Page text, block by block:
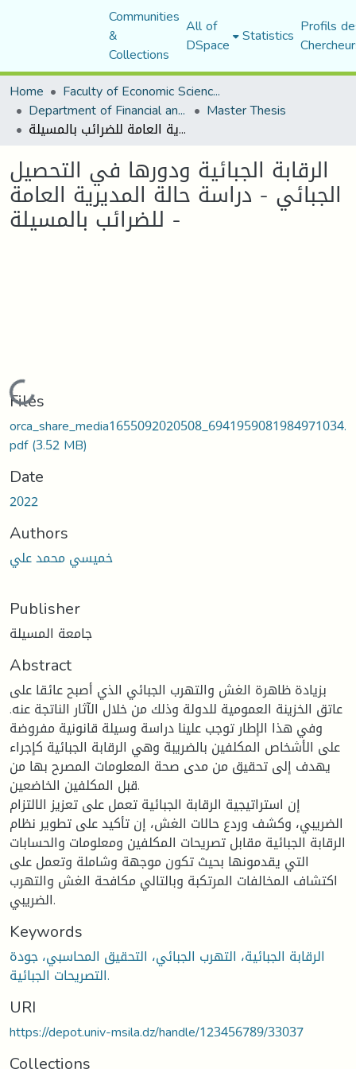
Communities
&
Collections
All of
DSpace Statistics Profils
Home
Faculty of Economic Sciences, Commerce and Management Sciences
Department of Financial and Accounting Sciences Master Thesis
الرقابة الجبائية ودورها في التحصيل الجبائي - دراسة حالة المديرية العامة للضرائب بالمسيلة -
الرقابة الجبائية ودورها في التحصيل
الجبائي - دراسة حالة المديرية العامة
للضرائب بالمسيلة -
Loading...
Files
orca_share_media1655092020508_6941959081984971034.
pdf(3.52 MB)
Date
2022
Authors
خميسي محمد علي
Publisher
جامعة المسيلة
Abstract
بزيادة ظاهرة الغش والتهرب الجبائي الذي أصبح عائقا على
عاتق الخزينة العمومية للدولة وذلك من خلال الآثار الناتجة عنه.
وفي هذا الإطار توجب علينا دراسة وسيلة قانونية مفروضة
على الأشخاص المكلفين بالضريبة وهي الرقابة الجبائية كإجراء
يهدف إلى تحقيق من مدى صحة المعلومات المصرح بها من
قبل المكلفين الخاضعين.
إن استراتيجية الرقابة الجبائية تعمل على تعزيز الالتزام
الضريبي، وكشف وردع حالات الغش، إن تأكيد على تطوير نظام
الرقابة الجبائية مقابل تصريحات المكلفين ومعلومات والحسابات
التي يقدمونها بحيث تكون موجهة وشاملة وتعمل على
اكتشاف المخالفات المرتكبة وبالتالي مكافحة الغش والتهرب
الضريبي.
Keywords
الرقابة الجبائية، التهرب الجبائي، التحقيق المحاسبي، جودة
التصريحات الجبائية.
URI
https://depot.univ-msila.dz/handle/123456789/33037